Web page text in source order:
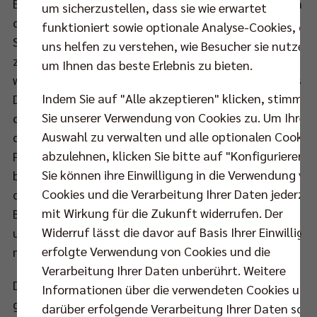
der Arena: VfB Coach Vital Heynen forderte beim
Stand von 4-6 einen Übertritt der Drei-Meter-Linie
zu überprüfen, wurde aber von der Zeitlupe
widerlegt. Es war das erste Mal in der Geschichte des
DVV-Pokals, dass ein Trainer eine Entscheidung
challengen konnte. Mit laufender Spielzeit fanden
die Favoriten schlussendlich immer besser in die
Partie, Bühl leistete sich mehr Fehler und so folgte
beim 12-12 der Ausgleich. Mehr und mehr nahmen
die Häfler jetzt das Heft in die Hand, auch weil der
Block jetzt deutlich effektiver agierte. Über 15-13
und 18-14 marschierte der VfB davon und markierte
mit 25-20 den ersten Satzgewinn.
Das Friedrichshafner Getriebe lief nun wie
geschmiert, während Bühl mit eigenen Fehlern zu
um sicherzustellen, dass sie wie erwartet
funktioniert sowie optionale Analyse-Cookies, die
uns helfen zu verstehen, wie Besucher sie nutzen,
um Ihnen das beste Erlebnis zu bieten.
Indem Sie auf "Alle akzeptieren" klicken, stimmen
Sie unserer Verwendung von Cookies zu. Um Ihre
Auswahl zu verwalten und alle optionalen Cookies
abzulehnen, klicken Sie bitte auf "Konfigurieren".
Sie können ihre Einwilligung in die Verwendung
Cookies und die Verarbeitung Ihrer Daten
mit Wirkung für die Zukunft widerrufen. Der
Widerruf lässt die davor auf Basis Ihrer
erfolgte Verwendung von Cookies und die
Verarbeitung Ihrer Daten unberührt. Weitere
Informationen über die verwendeten Cookies und
darüber erfolgende Verarbeitung Ihrer Daten